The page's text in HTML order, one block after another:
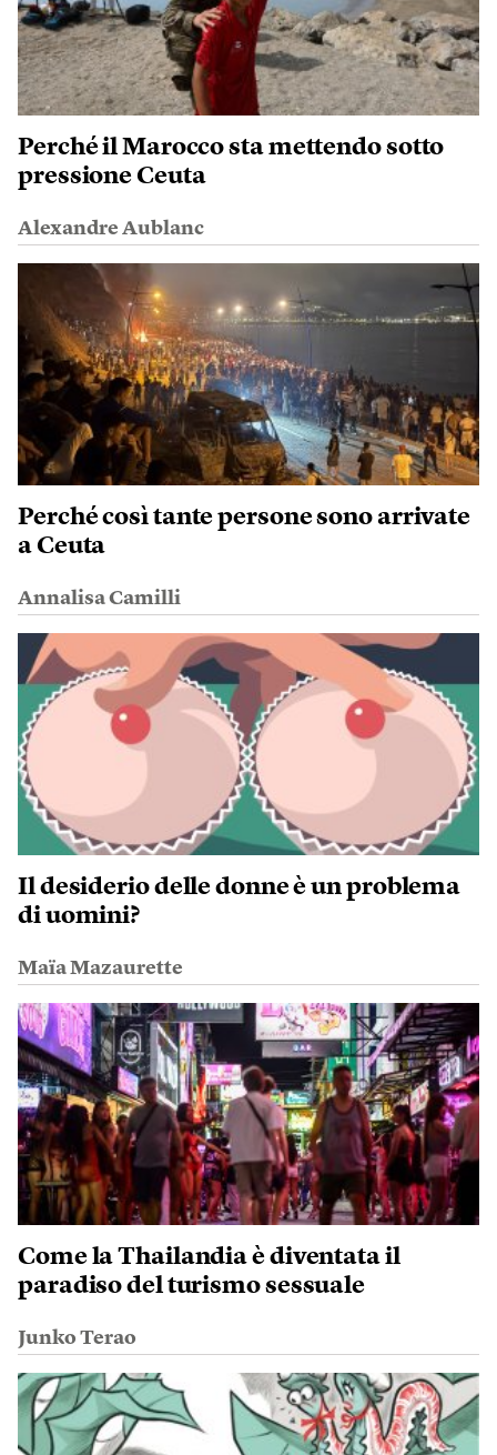
Perché il Marocco sta mettendo sotto
pressione Ceuta
Alexandre Aublanc
Perché così tante persone sono arrivate
a Ceuta
Annalisa Camilli
Il desiderio delle donne è un problema
di uomini?
Maïa Mazaurette
Come la Thailandia è diventata il
paradiso del turismo sessuale
Junko Terao